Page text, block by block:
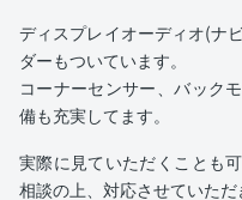
ディスプレイオーディオ(ナ
ダーもついています。
コーナーセンサー、バック
備も充実してます。
実際に見ていただくことも
相談の上、対応させていただ